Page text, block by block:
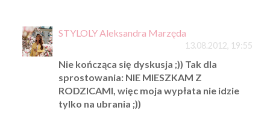
STYLOLY Aleksandra Marzęda
13.08.2012, 19:55
Nie kończąca się dyskusja ;)) Tak dla
sprostowania: NIE MIESZKAM Z
RODZICAMI, więc moja wypłata nie idzie
tylko na ubrania ;))